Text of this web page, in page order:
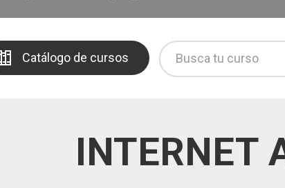
Catálogo de cursos
INTERNET